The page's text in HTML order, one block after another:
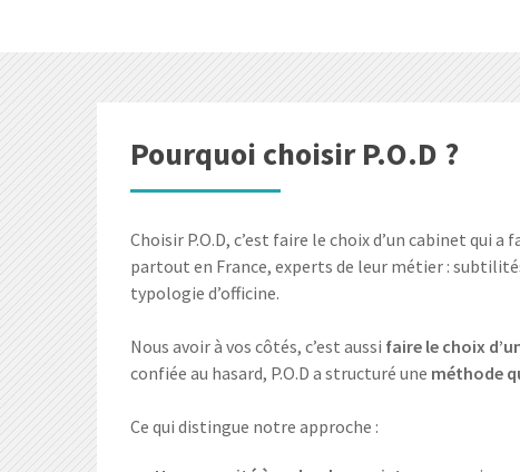
Pourquoi choisir P.O.D ?
Choisir P.O.D, c’est faire le choix d’un cabinet qui
partout en France, experts de leur métier :
typologie d’officine.
Nous avoir à vos côtés, c’est aussi faire le choix
confiée au hasard, P.O.D a structuré une méthode
Ce qui distingue notre approche :